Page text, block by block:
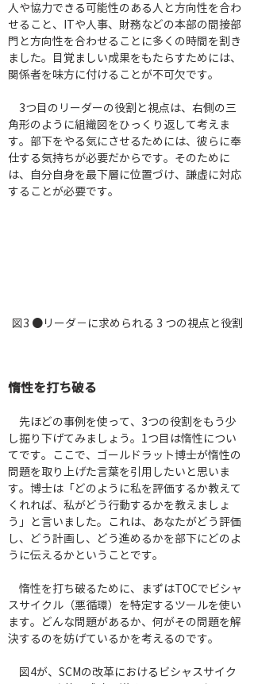
人や協力できる可能性のある人と方向性を合わ
せること、ITや人事、財務などの本部の間接部
門と方向性を合わせることに多くの時間を割き
ました。目覚ましい成果をもたらすためには、
関係者を味方に付けることが不可欠です。
3つ目のリーダーの役割と視点は、右側の三
角形のように組織図をひっくり返して考えま
す。部下をやる気にさせるためには、彼らに奉
仕する気持ちが必要だからです。そのために
は、自分自身を最下層に位置づけ、謙虚に対応
することが必要です。
図3 ●リーダ－に求められる 3 つの視点と役割
惰性を打ち破る
先ほどの事例を使って、3つの役割をもう少
し掘り下げてみましょう。1つ目は惰性につい
てです。ここで、ゴールドラット博士が惰性の
問題を取り上げた言葉を引用したいと思いま
す。博士は「どのように私を評価するか教えて
くれれば、私がどう行動するかを教えましょ
う」と言いました。これは、あなたがどう評価
し、どう計画し、どう進めるかを部下にどのよ
うに伝えるかということです。
惰性を打ち破るために、まずはTOCでビシャ
スサイクル（悪循環）を特定するツールを使い
ます。どんな問題があるか、何がその問題を解
決するのを妨げているかを考えるのです。
図4が、SCMの改革におけるビシャスサイク